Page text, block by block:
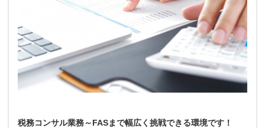
税務コンサル業務～FASまで幅広く挑戦できる環境です！